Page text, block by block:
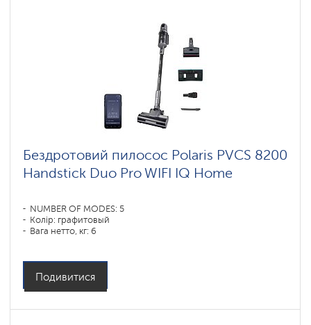
Бездротовий пилосос Polaris PVCS 8200
Handstick Duo Pro WIFI IQ Home
NUMBER OF MODES: 5
Колір: графитовый
Вага нетто, кг: 6
Подивитися